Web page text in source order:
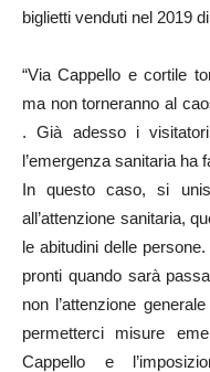
biglietti venduti nel 2019
“Via Cappello e cortile
ma non torneranno al
. Già adesso i
l’emergenza sanitaria ha
In questo caso, si
all’attenzione sanitaria,
le abitudini delle
pronti quando sarà
non l’attenzione
permetterci misure
Cappello e